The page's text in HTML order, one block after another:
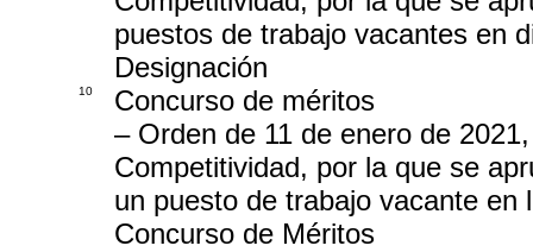
puestos de trabajo vacantes en
Designación
10
Concurso de méritos
– Orden de 11 de enero de
Competitividad, por la que se
un puesto de trabajo vacante
Concurso de Méritos